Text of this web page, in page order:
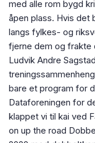
med alle rom bygd
åpen plass. Hvis det
langs fylkes- og
fjerne dem og frakte
Ludvik Andre
bare et program for
Dataforeningen for
klappet vi til kai ved
on up the road